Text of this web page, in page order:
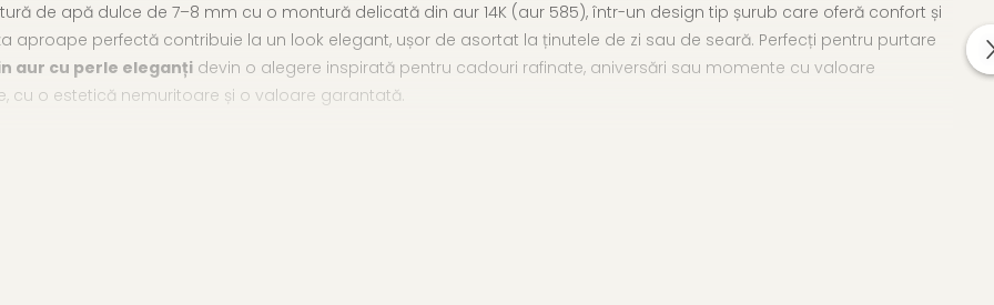
de apă dulce de 7–8 mm cu o montură delicată din aur 14K (aur 585), într-un design tip șurub care oferă confort și
aproape perfectă contribuie la un look elegant, ușor de asortat la ținutele de zi sau de seară. Perfecți pentru purtare
aur cu perle eleganți devin o alegere inspirată pentru cadouri rafinate, aniversări sau momente cu valoare
cu o estetică nemuritoare și o valoare garantată.
noastră de